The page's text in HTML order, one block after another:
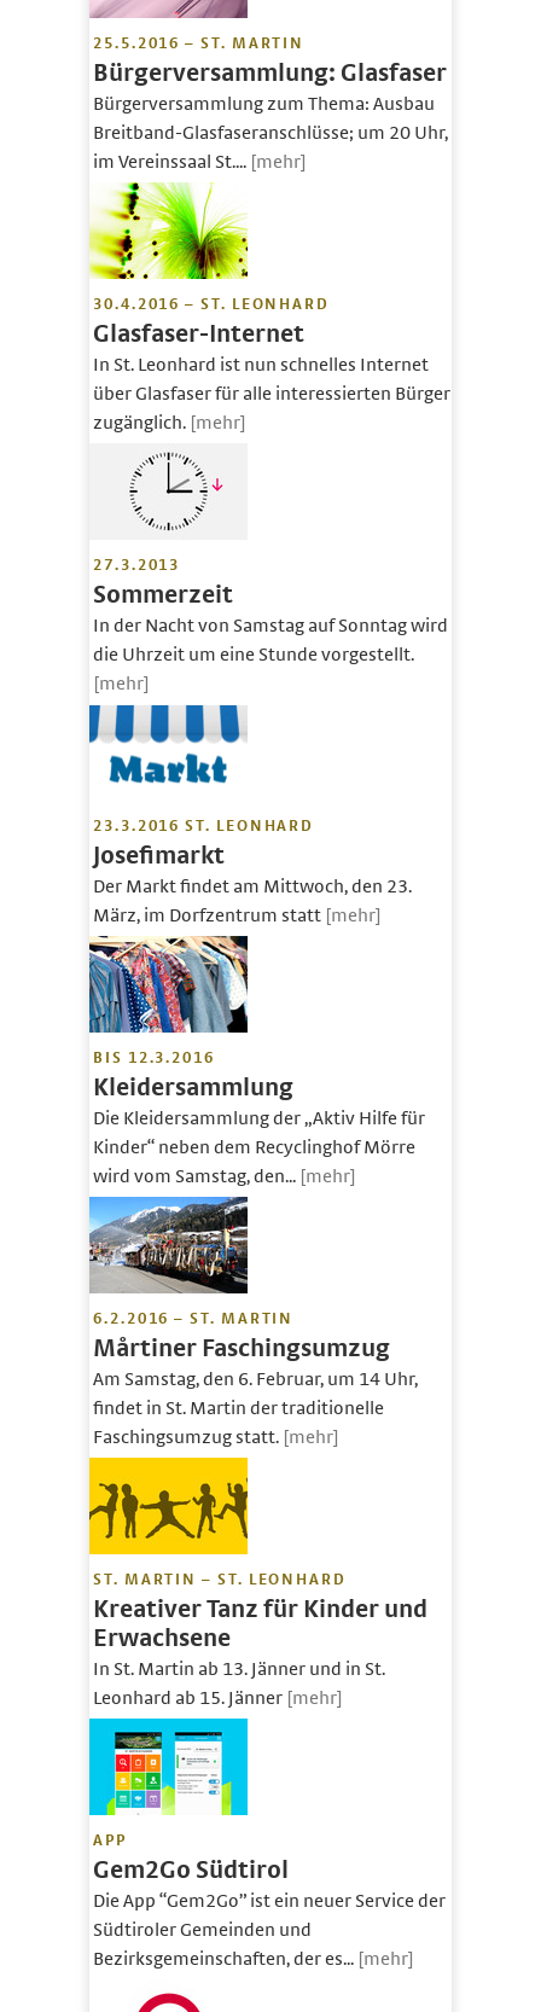
25.5.2016 – ST. MARTIN
Bürgerversammlung: Glasfaser
Bürgerversammlung zum Thema: Ausbau
Breitband-Glasfaseranschlüsse; um 20 Uhr,
im Vereinssaal St.... [mehr]
30.4.2016 – ST. LEONHARD
Glasfaser-Internet
In St. Leonhard ist nun schnelles Internet
über Glasfaser für alle interessierten Bürger
zugänglich. [mehr]
27.3.2013
Sommerzeit
In der Nacht von Samstag auf Sonntag wird
die Uhrzeit um eine Stunde vorgestellt.
[mehr]
23.3.2016 ST. LEONHARD
Josefimarkt
Der Markt findet am Mittwoch, den 23.
März, im Dorfzentrum statt [mehr]
BIS 12.3.2016
Kleidersammlung
Die Kleidersammlung der „Aktiv Hilfe für
Kinder“ neben dem Recyclinghof Mörre
wird vom Samstag, den... [mehr]
6.2.2016 – ST. MARTIN
Mårtiner Faschingsumzug
Am Samstag, den 6. Februar, um 14 Uhr,
findet in St. Martin der traditionelle
Faschingsumzug statt. [mehr]
ST. MARTIN – ST. LEONHARD
Kreativer Tanz für Kinder und
Erwachsene
In St. Martin ab 13. Jänner und in St.
Leonhard ab 15. Jänner [mehr]
APP
Gem2Go Südtirol
Die App “Gem2Go” ist ein neuer Service der
Südtiroler Gemeinden und
Bezirksgemeinschaften, der es... [mehr]